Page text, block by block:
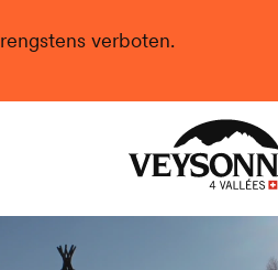
verboten.